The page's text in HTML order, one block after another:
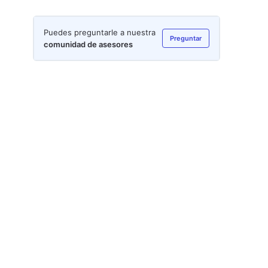
Puedes preguntarle a nuestra
comunidad de asesores
Preguntar